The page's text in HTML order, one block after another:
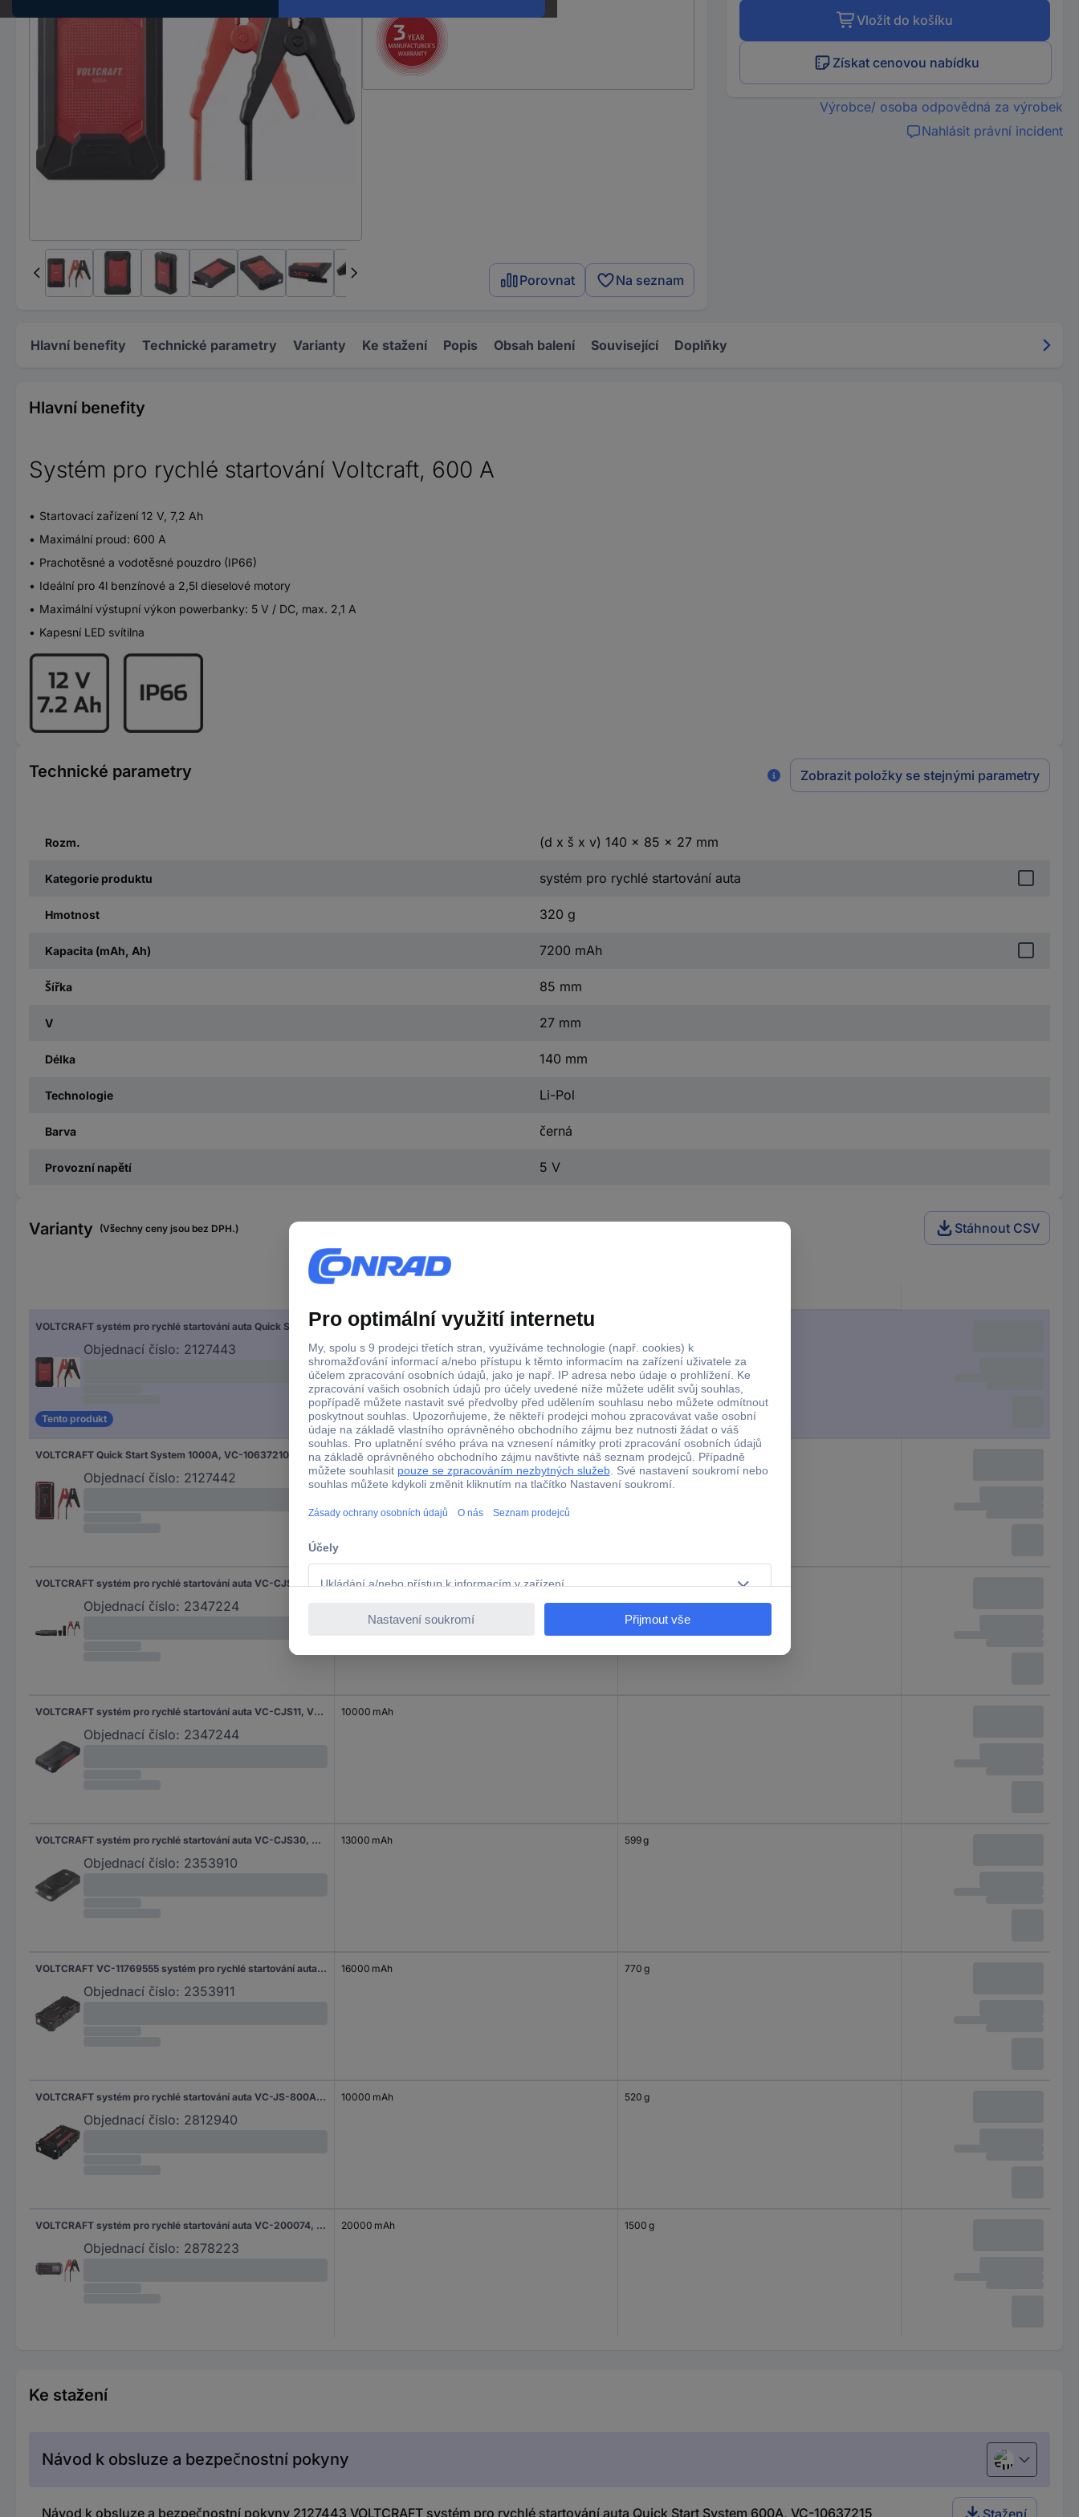
Porovnat Na seznam
Vložit do košíku
Získat cenovou nabídku
Výrobce/ osoba odpovědná za výrobek
Nahlásit právní incident
Hlavní benefity Technické parametry Varianty Ke stažení Popis Obsah balení Související Doplňky
Hlavní benefity
Systém pro rychlé startování Voltcraft, 600 A
Startovací zařízení 12 V, 7,2 Ah
Maximální proud: 600 A
Prachotěsné a vodotěsné pouzdro (IP66)
Ideální pro 4l benzínové a 2,5l dieselové motory
Maximální výstupní výkon powerbanky: 5 V / DC, max. 2,1 A
Kapesní LED svítilna
Technické parametry Zobrazit položky se stejnými parametry
Rozm. (d x š x v) 140 x 85 x 27 mm
Kategorie produktu systém pro rychlé startování auta
Hmotnost 320 g
Kapacita (mAh, Ah) 7200 mAh
Šířka 85 mm
V 27 mm
Délka 140 mm
Technologie Li-Pol
Barva černá
Provozní napětí 5 V
Varianty (Všechny ceny jsou bez DPH.) Stáhnout CSV
VOLTCRAFT systém pro rychlé startování auta Quick Start System 600A, VC-10637215
Objednací číslo: 2127443
Tento produkt
7200 mAh
VOLTCRAFT Quick Start System 1000A, VC-10637210 systém pro rychlé startování auta
Objednací číslo: 2127442
13000 mAh 635 g
VOLTCRAFT systém pro rychlé startování auta VC-CJS61 VC-11736120
Objednací číslo: 2347224
10000 mAh
VOLTCRAFT systém pro rychlé startování auta VC-CJS11, VC-11736220
Objednací číslo: 2347244
10000 mAh
VOLTCRAFT systém pro rychlé startování auta VC-CJS30, VC-11769550
Objednací číslo: 2353910
13000 mAh 599 g
VOLTCRAFT VC-11769555 systém pro rychlé startování auta VC-CJS10
Objednací číslo: 2353911
16000 mAh 770 g
VOLTCRAFT systém pro rychlé startování auta VC-JS-800A-WP, VC-14064700, max. startovací proud 400 A, 2x USB konektor
Objednací číslo: 2812940
10000 mAh 520 g
VOLTCRAFT systém pro rychlé startování auta VC-200074, VC-14391115, max. startovací proud 1000 A, 2x USB konektor, elektronická ochrana
Objednací číslo: 2878223
20000 mAh 1500 g
Ke stažení
Návod k obsluze a bezpečnostní pokyny European
Návod k obsluze a bezpečnostní pokyny 2127443 VOLTCRAFT systém pro rychlé startování auta Quick Start System 600A, VC-10637215 Stažení